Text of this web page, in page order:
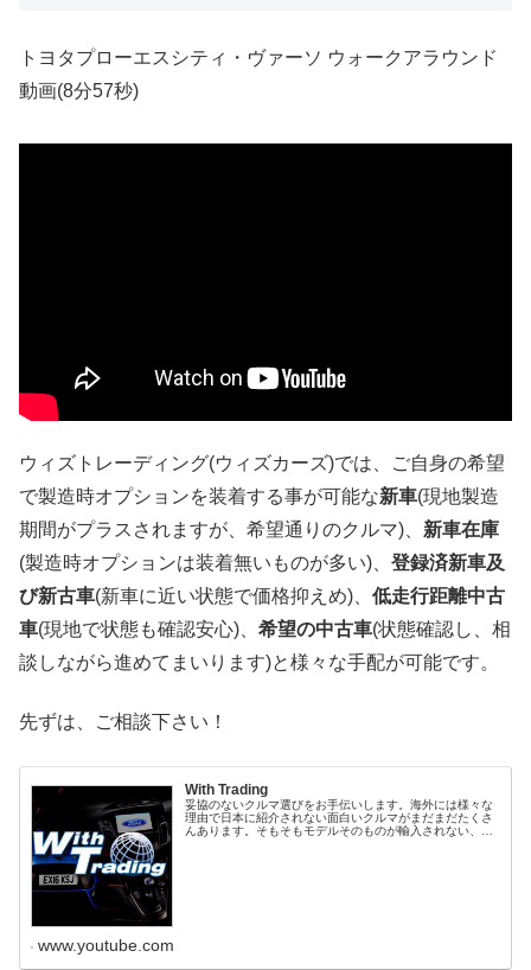
トヨタプローエスシティ・ヴァーソ ウォークアラウンド
動画(8分57秒)
ウィズトレーディング(ウィズカーズ)では、ご自身の希望
で製造時オプションを装着する事が可能な新車(現地製造
期間がプラスされますが、希望通りのクルマ)、 新車在庫
(製造時オプションは装着無いものが多い)、 登録済新車及
び新古車(新車に近い状態で価格抑えめ)、 低走行距離中古
車(現地で状態も確認安心)、 希望の中古車(状態確認し、相
談しながら進めてまいります)と様々な手配が可能です。
先ずは、ご相談下さい！
With Trading
妥協のないクルマ選びをお手伝いします。海外には様々な
理由で日本に紹介されない面白いクルマがまだまだたくさ
んあります。そもそもモデルそのものが輸入されない、輸
www.youtube.com